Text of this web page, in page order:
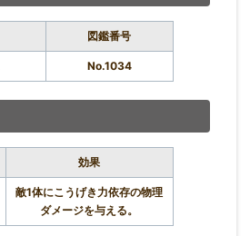
図鑑番号
No.1034
効果
敵1体にこうげき力依存の物理
ダメージを与える。